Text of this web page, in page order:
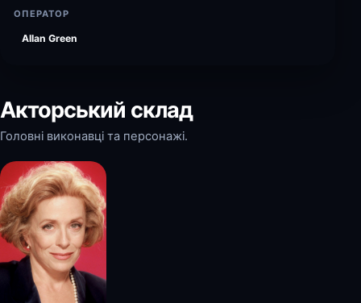
ОПЕРАТОР
Allan Green
Акторський склад
Головні виконавці та персонажі.